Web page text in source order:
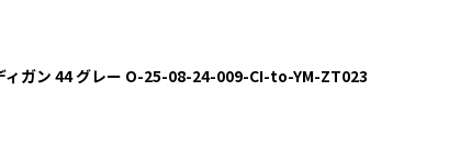
ィガン 44 グレー O-25-08-24-009-CI-to-YM-ZT023